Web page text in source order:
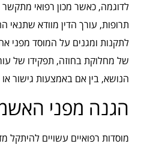
לדוגמה, כאשר מכון רפואי מתקשר
תרופות, עורך הדין מוודא שתנאי
לתקנות ומגנים על המוסד מפני
של מחלוקת בחוזה, תפקידו של
הנושא, בין אם באמצעות גישור או
הגנה מפני
מוסדות רפואיים עשויים